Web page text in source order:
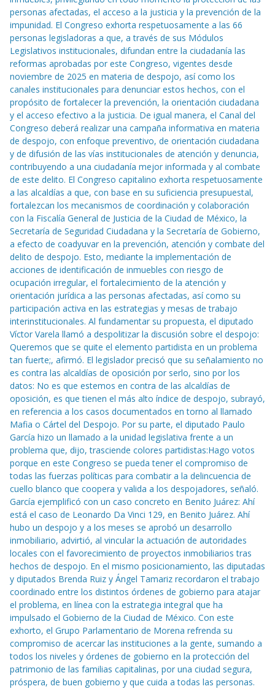
personas afectadas, el acceso a la justicia y la prevención de la
impunidad. El Congreso exhorta respetuosamente a las 66
personas legisladoras a que, a través de sus Módulos
Legislativos institucionales, difundan entre la ciudadanía las
reformas aprobadas por este Congreso, vigentes desde
noviembre de 2025 en materia de despojo, así como los
canales institucionales para denunciar estos hechos, con el
propósito de fortalecer la prevención, la orientación ciudadana
y el acceso efectivo a la justicia. De igual manera, el Canal del
Congreso deberá realizar una campaña informativa en materia
de despojo, con enfoque preventivo, de orientación ciudadana
y de difusión de las vías institucionales de atención y denuncia,
contribuyendo a una ciudadanía mejor informada y al combate
de este delito. El Congreso capitalino exhorta respetuosamente
a las alcaldías a que, con base en su suficiencia presupuestal,
fortalezcan los mecanismos de coordinación y colaboración
con la Fiscalía General de Justicia de la Ciudad de México, la
Secretaría de Seguridad Ciudadana y la Secretaría de Gobierno,
a efecto de coadyuvar en la prevención, atención y combate del
delito de despojo. Esto, mediante la implementación de
acciones de identificación de inmuebles con riesgo de
ocupación irregular, el fortalecimiento de la atención y
orientación jurídica a las personas afectadas, así como su
participación activa en las estrategias y mesas de trabajo
interinstitucionales. Al fundamentar su propuesta, el diputado
Víctor Varela llamó a despolitizar la discusión sobre el despojo:
Queremos que se quite el elemento partidista en un problema
tan fuerte;, afirmó. El legislador precisó que su señalamiento no
es contra las alcaldías de oposición por serlo, sino por los
datos: No es que estemos en contra de las alcaldías de
oposición, es que tienen el más alto índice de despojo, subrayó,
en referencia a los casos documentados en torno al llamado
Mafia o Cártel del Despojo. Por su parte, el diputado Paulo
García hizo un llamado a la unidad legislativa frente a un
problema que, dijo, trasciende colores partidistas:Hago votos
porque en este Congreso se pueda tener el compromiso de
todas las fuerzas políticas para combatir a la delincuencia de
cuello blanco que coopera y valida a los despojadores, señaló.
García ejemplificó con un caso concreto en Benito Juárez: Ahí
está el caso de Leonardo Da Vinci 129, en Benito Juárez. Ahí
hubo un despojo y a los meses se aprobó un desarrollo
inmobiliario, advirtió, al vincular la actuación de autoridades
locales con el favorecimiento de proyectos inmobiliarios tras
hechos de despojo. En el mismo posicionamiento, las diputadas
y diputados Brenda Ruiz y Ángel Tamariz recordaron el trabajo
coordinado entre los distintos órdenes de gobierno para atajar
el problema, en línea con la estrategia integral que ha
impulsado el Gobierno de la Ciudad de México. Con este
exhorto, el Grupo Parlamentario de Morena refrenda su
compromiso de acercar las instituciones a la gente, sumando a
todos los niveles y órdenes de gobierno en la protección del
patrimonio de las familias capitalinas, por una ciudad segura,
próspera, de buen gobierno y que cuida a todas las personas.